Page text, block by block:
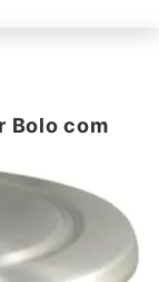
Bolo com